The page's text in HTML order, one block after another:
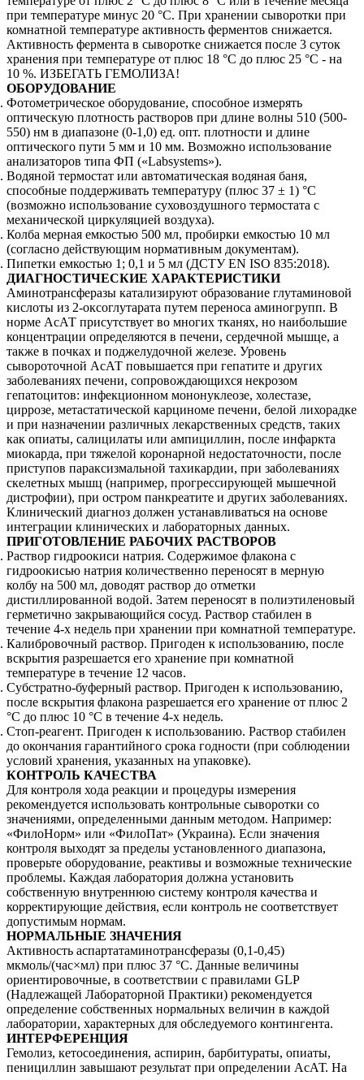
при температуре минус 20 °С. При хранении сыворотки при
комнатной температуре активность ферментов снижается.
Активность фермента в сыворотке снижается после 3 суток
хранения при температуре от плюс 18 °С до плюс 25 °С - на
10 %. ИЗБЕГАТЬ ГЕМОЛИЗА!
ОБОРУДОВАНИЕ
Фотометрическое оборудование, способное измерять
оптическую плотность растворов при длине волны 510 (500-
550) нм в диапазоне (0-1,0) ед. опт. плотности и длине
оптического пути 5 мм и 10 мм. Возможно использование
анализаторов типа ФП («Labsystems»).
Водяной термостат или автоматическая водяная баня,
способные поддерживать температуру (плюс 37 ± 1) °С
(возможно использование суховоздушного термостата с
механической циркуляцией воздуха).
Колба мерная емкостью 500 мл, пробирки емкостью 10 мл
(согласно действующим нормативным документам).
Пипетки емкостью 1; 0,1 и 5 мл (ДСТУ EN ISO 835:2018).
ДИАГНОСТИЧЕСКИЕ ХАРАКТЕРИСТИКИ
Аминотрансферазы катализируют образование глутаминовой
кислоты из 2-оксоглутарата путем переноса аминогрупп. В
норме АсАТ присутствует во многих тканях, но наибольшие
концентрации определяются в печени, сердечной мышце, а
также в почках и поджелудочной железе. Уровень
сывороточной АсАТ повышается при гепатите и других
заболеваниях печени, сопровождающихся некрозом
гепатоцитов: инфекционном мононуклеозе, холестазе,
циррозе, метастатической карциноме печени, белой лихорадке
и при назначении различных лекарственных средств, таких
как опиаты, салицилаты или ампициллин, после инфаркта
миокарда, при тяжелой коронарной недостаточности, после
приступов параксизмальной тахикардии, при заболеваниях
скелетных мышц (например, прогрессирующей мышечной
дистрофии), при остром панкреатите и других заболеваниях.
Клинический диагноз должен устанавливаться на основе
интеграции клинических и лабораторных данных.
ПРИГОТОВЛЕНИЕ РАБОЧИХ РАСТВОРОВ
Раствор гидроокиси натрия. Содержимое флакона с
гидроокисью натрия количественно переносят в мерную
колбу на 500 мл, доводят раствор до отметки
дистиллированной водой. Затем переносят в полиэтиленовый
герметично закрывающийся сосуд. Раствор стабилен в
течение 4-х недель при хранении при комнатной температуре.
Калибровочный раствор. Пригоден к использованию, после
вскрытия разрешается его хранение при комнатной
температуре в течение 12 часов.
Субстратно-буферный раствор. Пригоден к использованию,
после вскрытия флакона разрешается его хранение от плюс 2
°С до плюс 10 °С в течение 4-х недель.
Стоп-реагент. Пригоден к использованию. Раствор стабилен
до окончания гарантийного срока годности (при соблюдении
условий хранения, указанных на упаковке).
КОНТРОЛЬ КАЧЕСТВА
Для контроля хода реакции и процедуры измерения
рекомендуется использовать контрольные сыворотки со
значениями, определенными данным методом. Например:
«ФилоНорм» или «ФилоПат» (Украина). Если значения
контроля выходят за пределы установленного диапазона,
проверьте оборудование, реактивы и возможные технические
проблемы. Каждая лаборатория должна установить
собственную внутреннюю систему контроля качества и
корректирующие действия, если контроль не соответствует
допустимым нормам.
НОРМАЛЬНЫЕ ЗНАЧЕНИЯ
Активность аспартатаминотрансферазы (0,1-0,45)
мкмоль/(час×мл) при плюс 37 °С. Данные величины
ориентировочные, в соответствии с правилами GLP
(Надлежащей Лабораторной Практики) рекомендуется
определение собственных нормальных величин в каждой
лаборатории, характерных для обследуемого контингента.
ИНТЕРФЕРЕНЦИЯ
Гемолиз, кетосоединения, аспирин, барбитураты, опиаты,
пенициллин завышают результат при определении АсАТ. На